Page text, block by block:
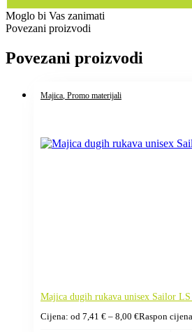
Moglo bi Vas zanimati
Povezani proizvodi
Povezani proizvodi
Majica, Promo materijali
Majica dugih rukava unisex Sailor
Cijena: od 7,41 € – 8,00 €Raspon